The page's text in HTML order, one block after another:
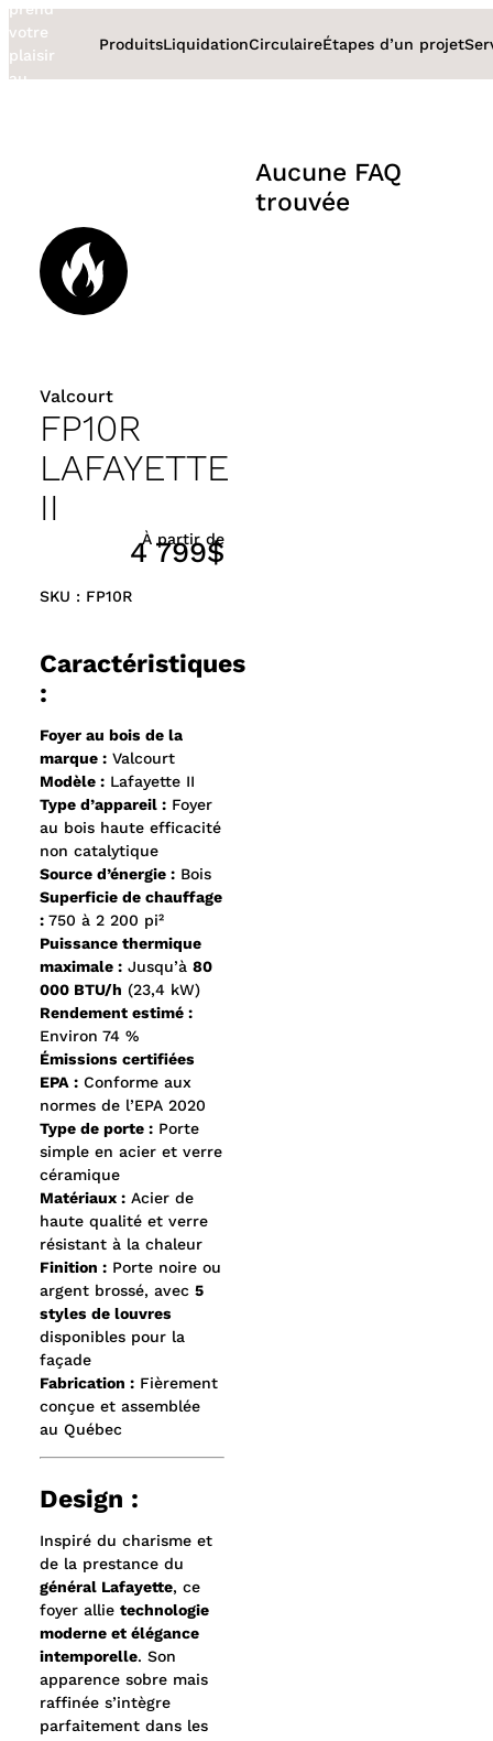
Aller
au
contenu
prend
votre
plaisir
au
ProduitsLiquidationCirculaireÉtapes d’un projet
Valcourt
FP10R
LAFAYETTE
II
À partir de
4 799$
SKU : FP10R
Caractéristiques
:
Foyer au bois de la
marque : Valcourt
Modèle : Lafayette II
Type d’appareil : Foyer
au bois haute efficacité
non catalytique
Source d’énergie : Bois
Superficie de chauffage
: 750 à 2 200 pi²
Puissance thermique
maximale : Jusqu’à80
000 BTU/h (23,4 kW)
Rendement estimé :
Environ 74 %
Émissions certifiées
EPA : Conforme aux
normes de l’EPA 2020
Type de porte : Porte
simple en acier et verre
céramique
Matériaux : Acier de
haute qualité et verre
résistant à la chaleur
Finition : Porte noire ou
argent brossé, avec5
styles de louvres
disponibles pour la
façade
Fabrication : Fièrement
conçue et assemblée
au Québec
Design :
Inspiré du charisme et
de la prestance du
général Lafayette, ce
foyer allietechnologie
moderne et élégance
intemporelle. Son
apparence sobre mais
raffinée s’intègre
parfaitement dans les
Aucune FAQ
trouvée